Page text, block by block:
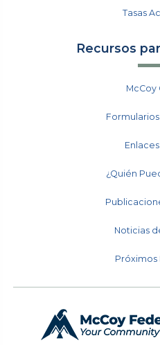
Tasas
Recursos
McCoy
¿Quién
Noticias
Próximos